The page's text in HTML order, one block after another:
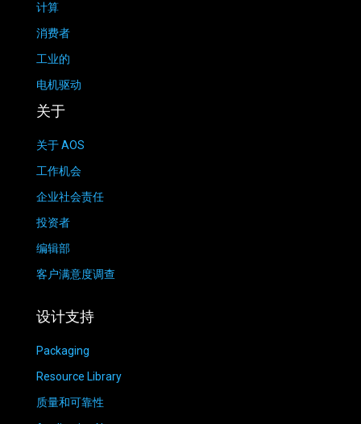
计算
消费者
工业的
电机驱动
关于
关于 AOS
工作机会
企业社会责任
投资者
编辑部
客户满意度调查
设计支持
Packaging
Resource Library
质量和可靠性